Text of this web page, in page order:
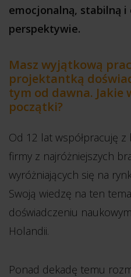
emocjonalną, stabilną i
perspektywie.
Masz wyjątkową
projektantką
tym od dawna. Jakie
początki?
Od 12 lat współpracuję
firmy z najróżniejszych
wyróżniających się na
Swoją wiedzę na ten
doświadczeniu
Holandii.
Ponad dekadę temu